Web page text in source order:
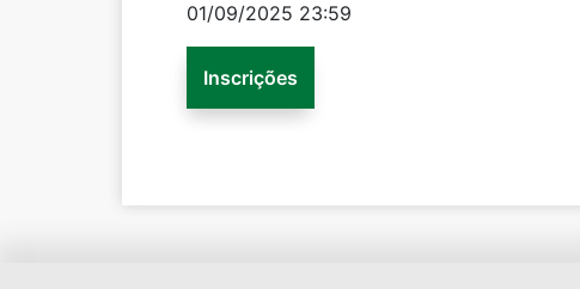
01/09/2025 23:59
Inscrições